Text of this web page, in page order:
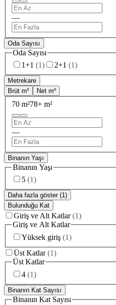
—
Oda Sayısı
Oda Sayısı
1+1 (1) 2+1 (1)
Metrekare
Brüt m²
Net m²
70 m²78+ m²
—
Binanın Yaşı
Binanın Yaşı
5 (1)
Daha fazla göster (1)
Bulunduğu Kat
Giriş ve Alt Katlar (1)
Giriş ve Alt Katlar
Yüksek giriş (1)
Üst Katlar (1)
Üst Katlar
4 (1)
Binanın Kat Sayısı
Binanın Kat Sayısı